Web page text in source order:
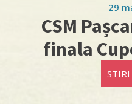
29
CSM
finala
STIRI